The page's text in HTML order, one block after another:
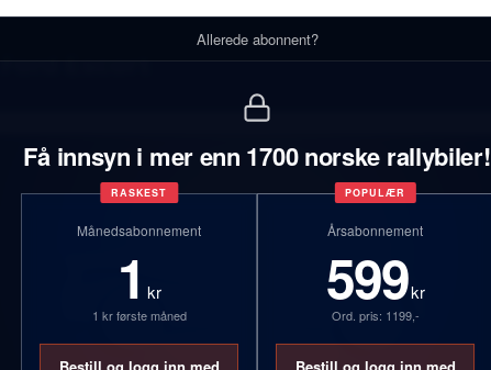
Allerede abonnent?
Få innsyn i mer enn 1700 norske rallybiler!
RASKEST
Månedsabonnement
1 kr
1 kr første måned
POPULÆR
Årsabonnement
599kr
Ord. pris: 1199,-
Ford Escort